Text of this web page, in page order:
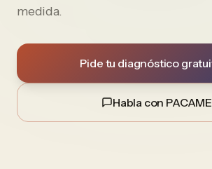
medida.
Pide tu diagnóstico
Habla con PACAME